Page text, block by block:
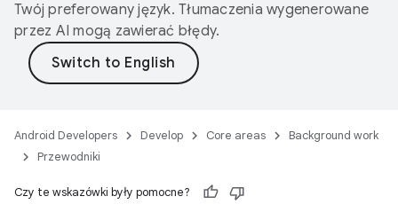
Twój preferowany język. Tłumaczenia wygenerowane
przez AI mogą zawierać błędy.
Android Developers Develop Core areas
Background work
Przewodniki
Czy te wskazówki były pomocne?